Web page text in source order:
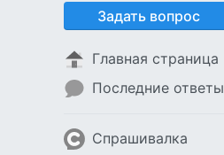
Задать вопрос
Главная страница
Последние ответы
Спрашивалка